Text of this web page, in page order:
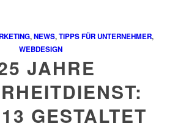
,NEWS,TIPPS FÜR UNTERNEHMER,
WEBDESIGN
JAHRE
GESTALTET